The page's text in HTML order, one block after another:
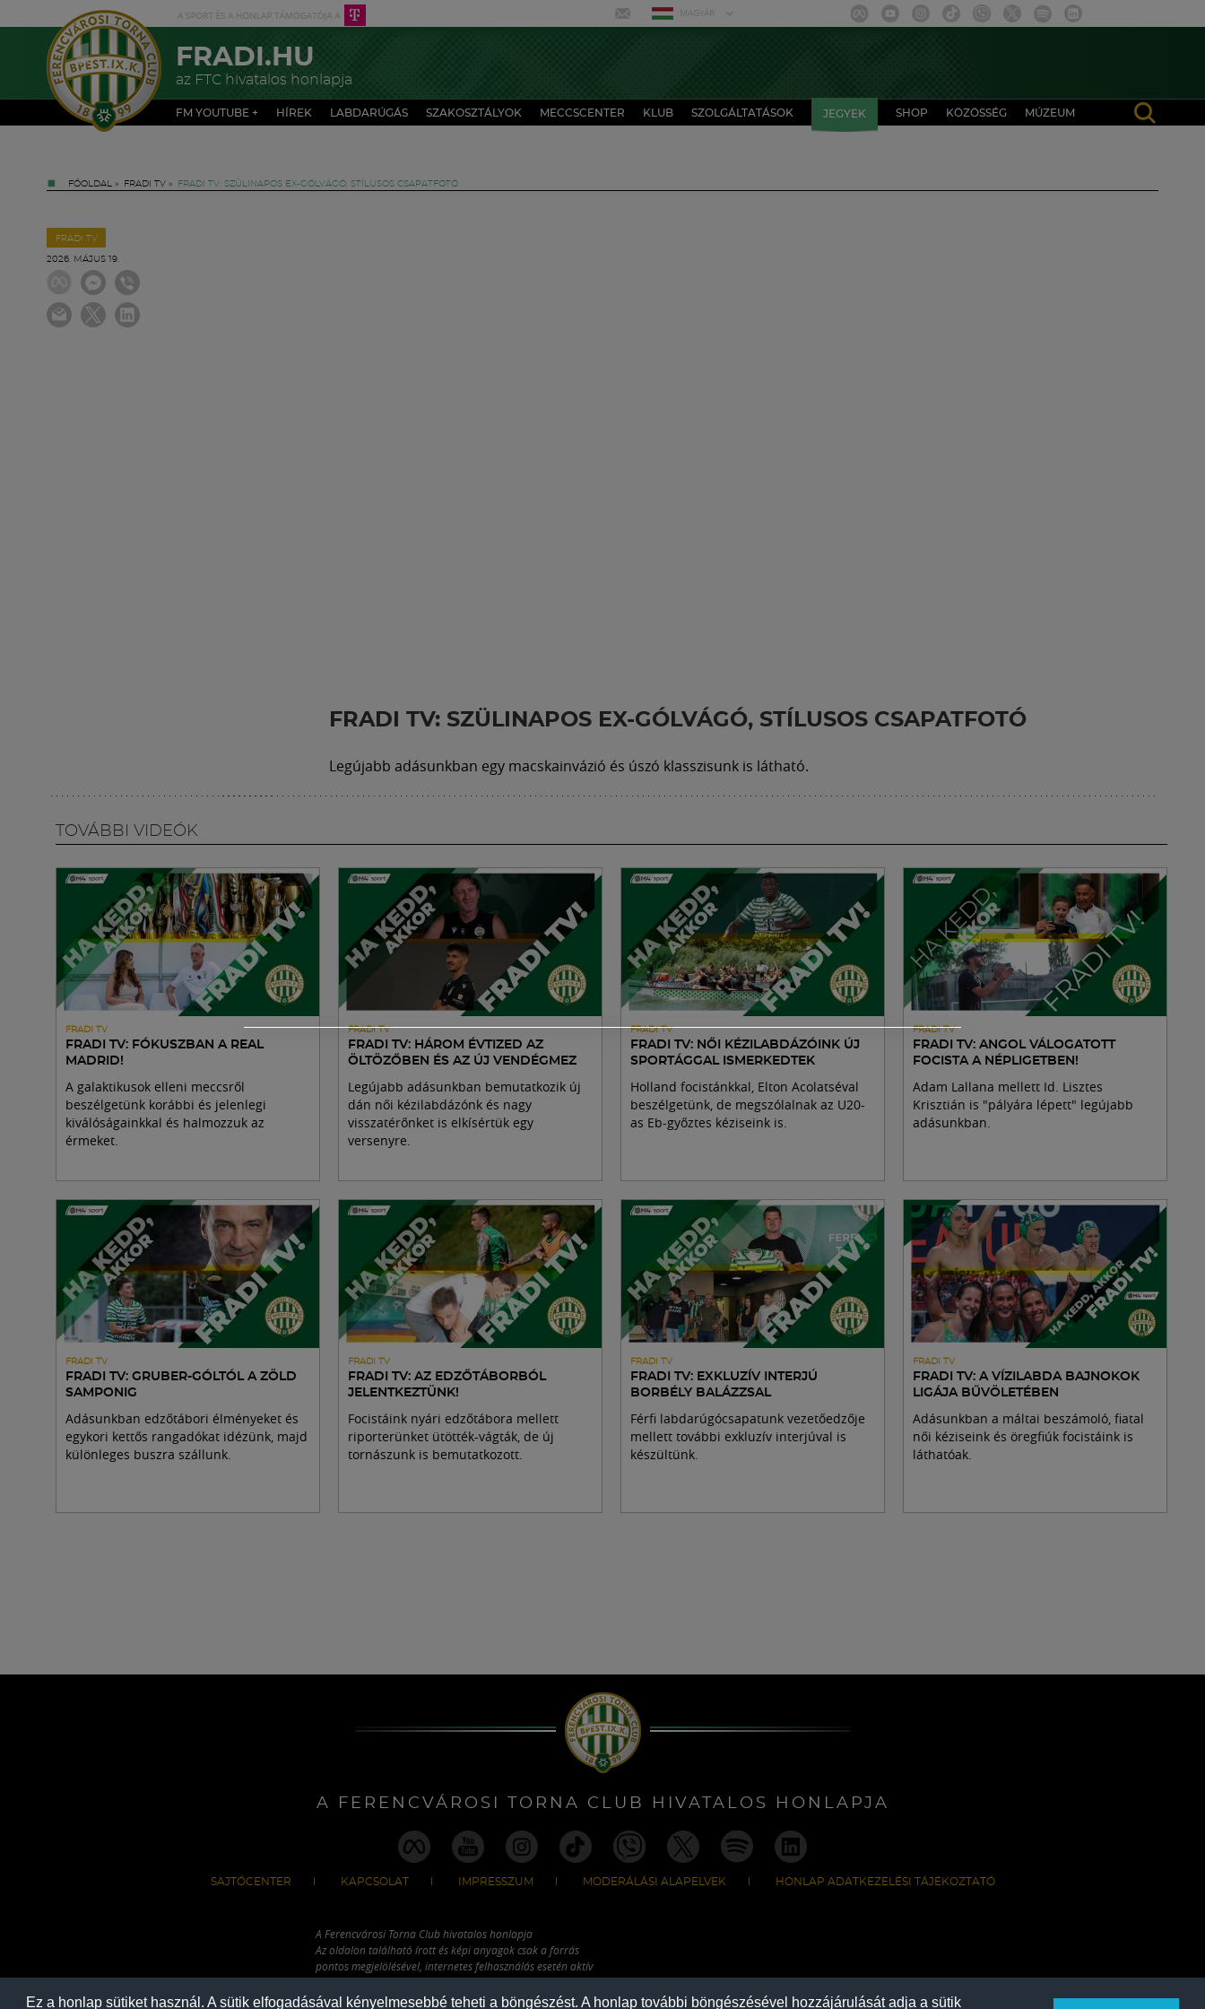
Ez a honlap sütiket használ. A sütik elfogadásával kényelmesebbé teheti a böngészést. A honlap további böngészésével hozzájárulását adja a sütik
MAGYAR
FRADI.HU
az FTC hivatalos honlapja
FM YOUTUBE + HÍREK LABDARÚGÁS SZAKOSZTÁLYOK MECCSCENTER KLUB SZOLGÁLTATÁSOK JEGYEK SHOP KÖZÖSSÉG MÚZEUM
FŐOLDAL » FRADI TV » FRADI TV: SZÜLINAPOS EX-GÓLVÁGÓ, STÍLUSOS CSAPATFOTÓ
FRADI TV
2026. MÁJUS 19.
FRADI TV: SZÜLINAPOS EX-GÓLVÁGÓ, STÍLUSOS CSAPATFOTÓ
Legújabb adásunkban egy macskainvázió és úszó klasszisunk is látható.
TOVÁBBI VIDEÓK
FRADI TV
FRADI TV: FÓKUSZBAN A REAL
MADRID!
A galaktikusok elleni meccsről
beszélgetünk korábbi és jelenlegi
kiválóságainkkal és halmozzuk az
érmeket.
FRADI TV
FRADI TV: HÁROM ÉVTIZED AZ
ÖLTÖZŐBEN ÉS AZ ÚJ VENDÉGMEZ
Legújabb adásunkban bemutatkozik új
dán női kézilabdázónk és nagy
visszatérőnket is elkísértük egy
versenyre.
FRADI TV
FRADI TV: NŐI KÉZILABDÁZÓINK ÚJ
SPORTÁGGAL ISMERKEDTEK
Holland focistánkkal, Elton Acolatséval
beszélgetünk, de megszólalnak az U20-
as Eb-győztes kéziseink is.
FRADI TV
FRADI TV: ANGOL VÁLOGATOTT
FOCISTA A NÉPLIGETBEN!
Adam Lallana mellett Id. Lisztes
Krisztián is "pályára lépett" legújabb
adásunkban.
FRADI TV
FRADI TV: GRUBER-GÓLTÓL A ZÖLD
SAMPONIG
Adásunkban edzőtábori élményeket és
egykori kettős rangadókat idézünk, majd
különleges buszra szállunk.
FRADI TV
FRADI TV: AZ EDZŐTÁBORBÓL
JELENTKEZTÜNK!
Focistáink nyári edzőtábora mellett
riporterünket ütötték-vágták, de új
tornászunk is bemutatkozott.
FRADI TV
FRADI TV: EXKLUZÍV INTERJÚ
BORBÉLY BALÁZZSAL
Férfi labdarúgócsapatunk vezetőedzője
mellett további exkluzív interjúval is
készültünk.
FRADI TV
FRADI TV: A VÍZILABDA BAJNOKOK
LIGÁJA BŰVÖLETÉBEN
Adásunkban a máltai beszámoló, fiatal
női kéziseink és öregfiúk focistáink is
láthatóak.
A FERENCVÁROSI TORNA CLUB HIVATALOS HONLAPJA
SAJTÓCENTER KAPCSOLAT IMPRESSZUM MODERÁLÁSI ALAPELVEK HONLAP ADATKEZELÉSI TÁJÉKOZTATÓ
A Ferencvárosi Torna Club hivatalos honlapja
Az oldalon található írott és képi anyagok csak a forrás
pontos megjelölésével, internetes felhasználás esetén aktív
hivatkozással használhatóak fel.